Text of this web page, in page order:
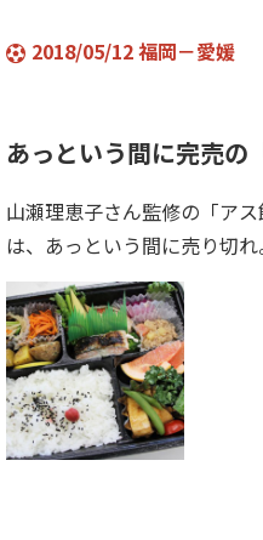
2018/05/12 福岡－愛媛
あっという間に完売の
山瀬理恵子さん監修の「ア
は、あっという間に売り切れ